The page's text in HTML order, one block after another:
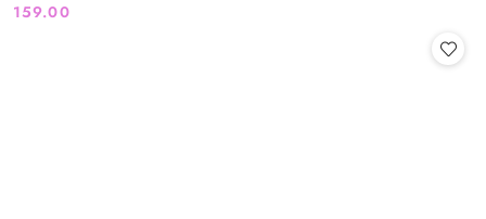
Cena:
159.00